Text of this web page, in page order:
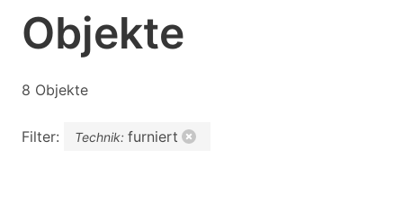
Objekte
8 Objekte
Filter: Technik: furniert